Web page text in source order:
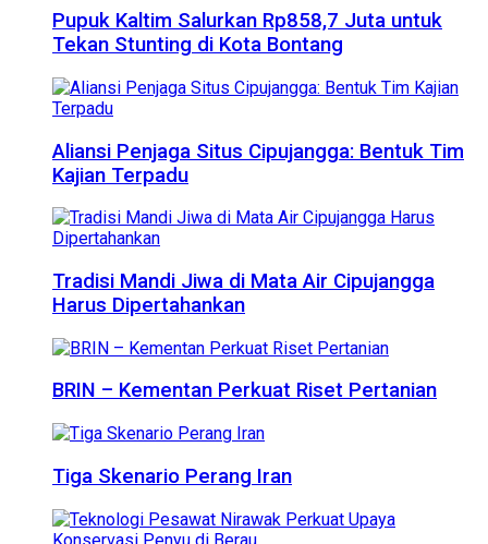
Pupuk Kaltim Salurkan Rp858,7 Juta untuk
Tekan Stunting di Kota Bontang
Aliansi Penjaga Situs Cipujangga: Bentuk Tim
Kajian Terpadu
Tradisi Mandi Jiwa di Mata Air Cipujangga
Harus Dipertahankan
BRIN – Kementan Perkuat Riset Pertanian
Tiga Skenario Perang Iran